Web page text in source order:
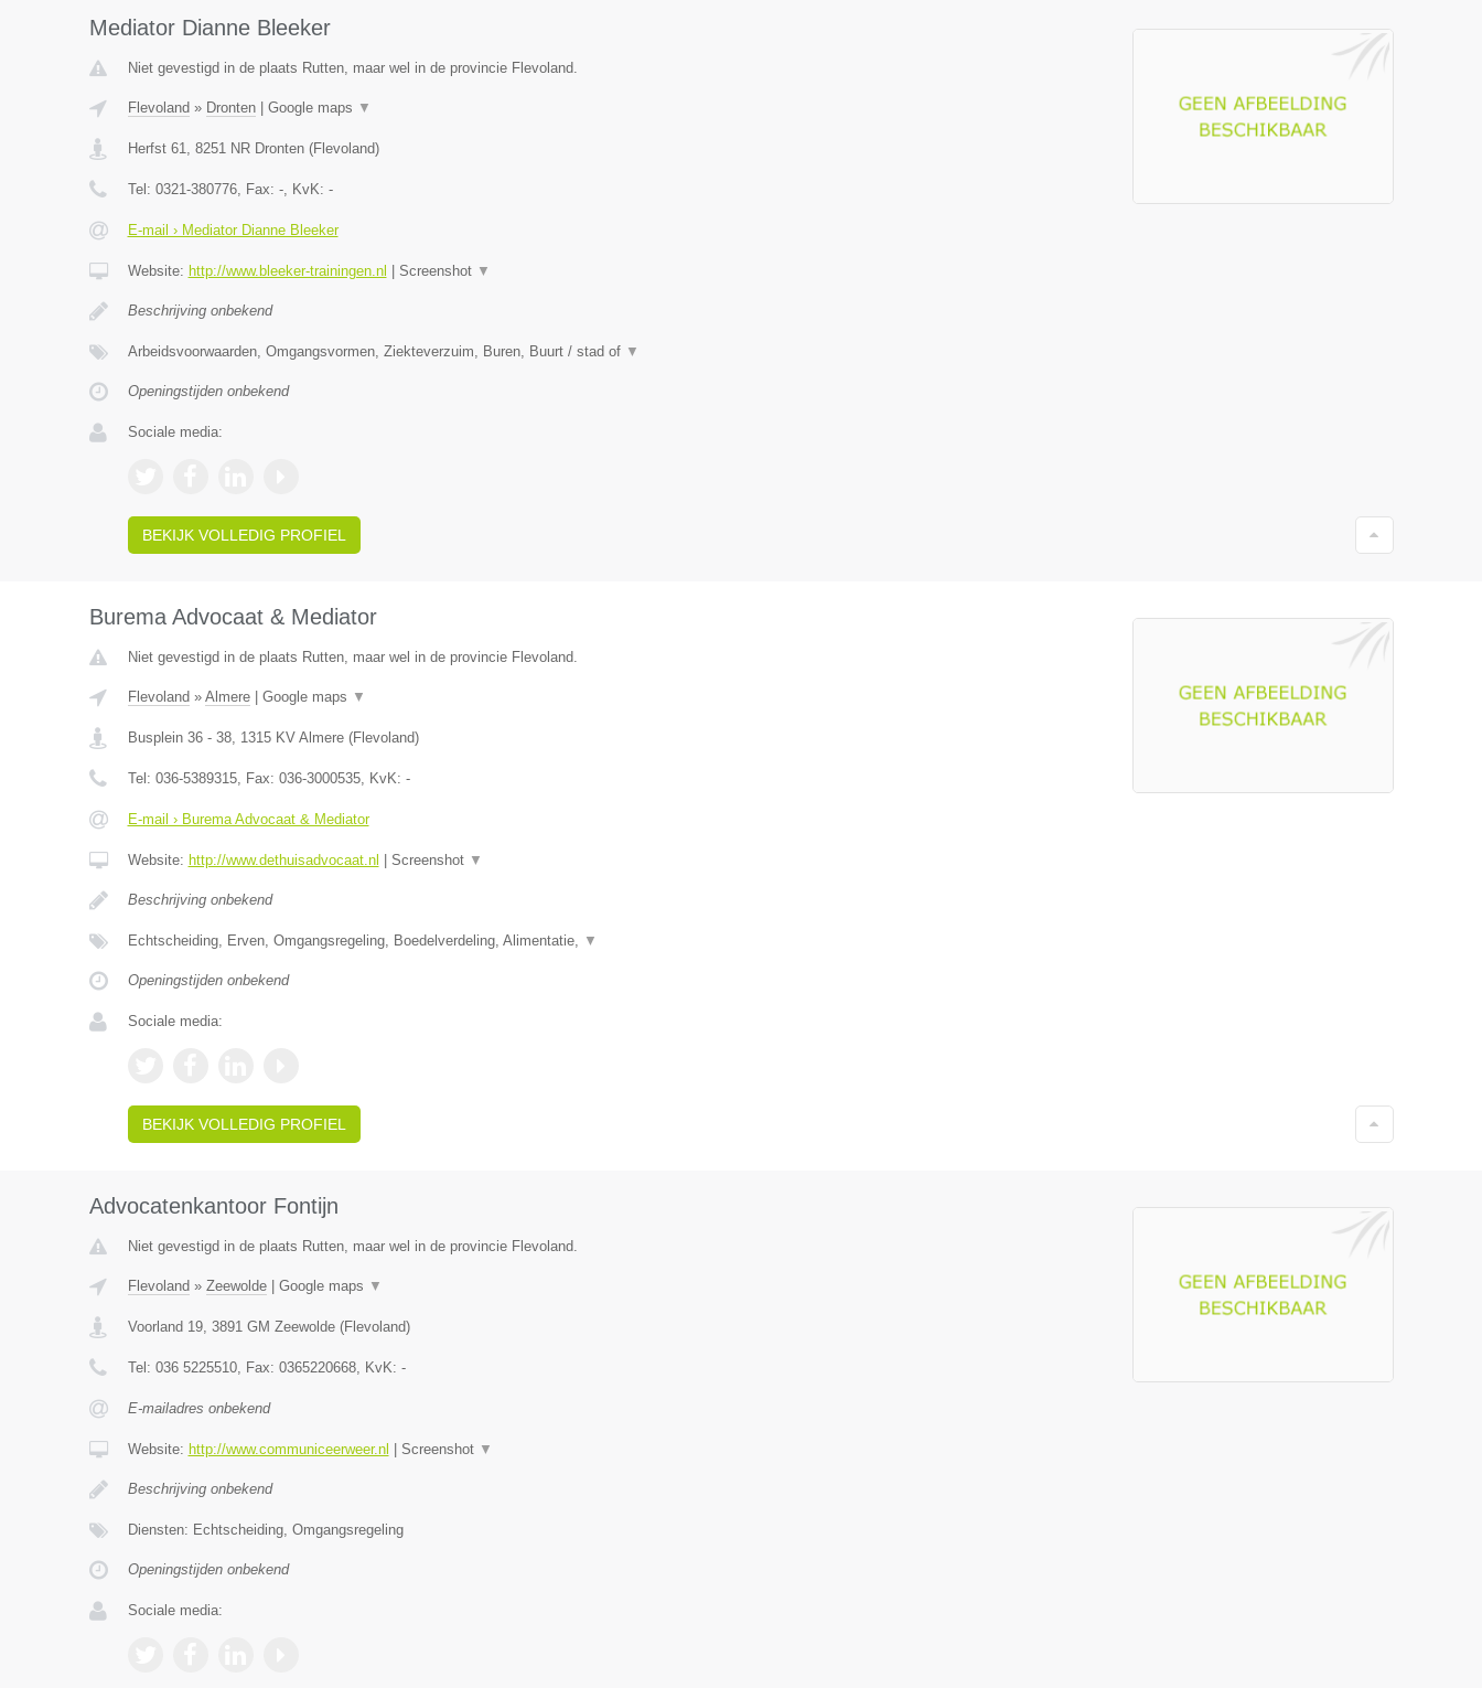
Mediator Dianne Bleeker
Niet gevestigd in de plaats Rutten, maar wel in de provincie Flevoland.
Flevoland » Dronten| Google maps ▼
Herfst 61, 8251 NR Dronten(Flevoland)
Tel: 0321-380776, Fax: -, KvK: -
E-mail › Mediator Dianne Bleeker
Website: http://www.bleeker-trainingen.nl Screenshot ▼
Beschrijving onbekend
Arbeidsvoorwaarden, Omgangsvormen, Ziekteverzuim, Buren, Buurt / stad of ▼
Openingstijden onbekend
Sociale media:
BEKIJK VOLLEDIG PROFIEL
Burema Advocaat & Mediator
Niet gevestigd in de plaats Rutten, maar wel in de provincie Flevoland.
Flevoland » Almere| Google maps ▼
Busplein 36 - 38, 1315 KV Almere(Flevoland)
Tel: 036-5389315, Fax: 036-3000535, KvK: -
E-mail › Burema Advocaat & Mediator
Website: http://www.dethuisadvocaat.nl Screenshot ▼
Beschrijving onbekend
Echtscheiding, Erven, Omgangsregeling, Boedelverdeling, Alimentatie, ▼
Openingstijden onbekend
Sociale media:
BEKIJK VOLLEDIG PROFIEL
Advocatenkantoor Fontijn
Niet gevestigd in de plaats Rutten, maar wel in de provincie Flevoland.
Flevoland » Zeewolde| Google maps ▼
Voorland 19, 3891 GM Zeewolde(Flevoland)
Tel: 036 5225510, Fax: 0365220668, KvK: -
E-mailadres onbekend
Website: http://www.communiceerweer.nl Screenshot ▼
Beschrijving onbekend
Diensten: Echtscheiding, Omgangsregeling
Openingstijden onbekend
Sociale media: